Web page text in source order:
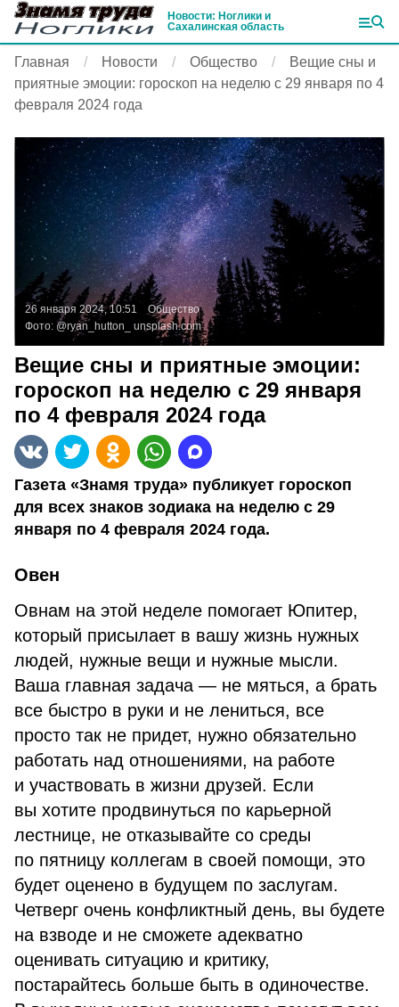
Новости: Ноглики и
Сахалинская область
Главная Новости Общество
Вещие сны и
приятные эмоции: гороскоп на неделю с 29 января по 4
февраля 2024 года
26 января 2024, 10:51
Общество
Фото: @ryan_hutton_ unsplash.com
Вещие сны и приятные эмоции:
гороскоп на неделю с 29 января
по 4 февраля 2024 года
Газета «Знамя труда» публикует гороскоп
для всех знаков зодиака на неделю с 29
января по 4 февраля 2024 года.
Овен
Овнам на этой неделе помогает Юпитер,
который присылает в вашу жизнь нужных
людей, нужные вещи и нужные мысли.
Ваша главная задача — не мяться, а брать
все быстро в руки и не лениться, все
просто так не придет, нужно обязательно
работать над отношениями, на работе
и участвовать в жизни друзей. Если
вы хотите продвинуться по карьерной
лестнице, не отказывайте со среды
по пятницу коллегам в своей помощи, это
будет оценено в будущем по заслугам.
Четверг очень конфликтный день, вы будете
на взводе и не сможете адекватно
оценивать ситуацию и критику,
постарайтесь больше быть в одиночестве.